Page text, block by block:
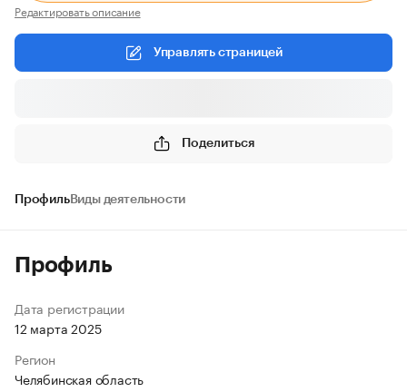
Редактировать описание
Управлять страницей
Поделиться
ПрофильВиды деятельности
Профиль
Дата регистрации
12 марта 2025
Регион
Челябинская область